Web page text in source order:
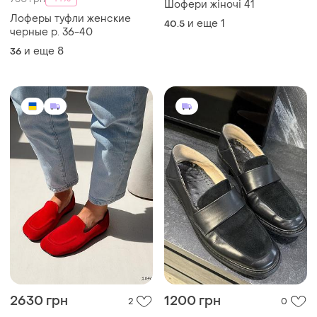
Лоферы туфли женские
черные р. 36-40
36 и еще 8
Шофери жіночі 41
40.5 и еще 1
2630 грн 2 1200 грн 0